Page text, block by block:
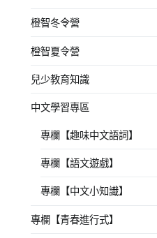
橙智冬令營
橙智夏令營
兒少教育知識
中文學習專區
專欄【趣味中文語詞】
專欄【語文遊戲】
專欄【中文小知識】
專欄【青春進行式】